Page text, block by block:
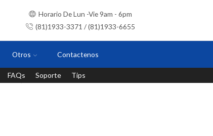
Horario De Lun -Vie 9am - 6pm
(81)1933-3371 / (81)1933-6655
Otros Contactenos
FAQs Soporte Tips